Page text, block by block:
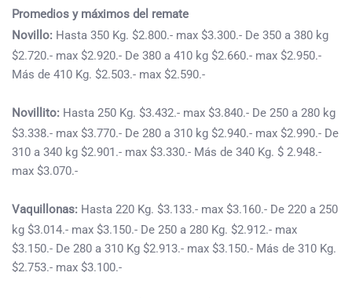
Promedios y máximos del remate
Novillo: Hasta 350 Kg. $2.800.- max $3.300.- De 350 a 380 kg
$2.720.- max $2.920.- De 380 a 410 kg $2.660.- max $2.950.-
Más de 410 Kg. $2.503.- max $2.590.-
Novillito: Hasta 250 Kg. $3.432.- max $3.840.- De 250 a 280 kg
$3.338.- max $3.770.- De 280 a 310 kg $2.940.- max $2.990.- De
310 a 340 kg $2.901.- max $3.330.- Más de 340 Kg. $ 2.948.-
max $3.070.-
Vaquillonas: Hasta 220 Kg. $3.133.- max $3.160.- De 220 a 250
kg $3.014.- max $3.150.- De 250 a 280 Kg. $2.912.- max
$3.150.- De 280 a 310 Kg $2.913.- max $3.150.- Más de 310 Kg.
$2.753.- max $3.100.-